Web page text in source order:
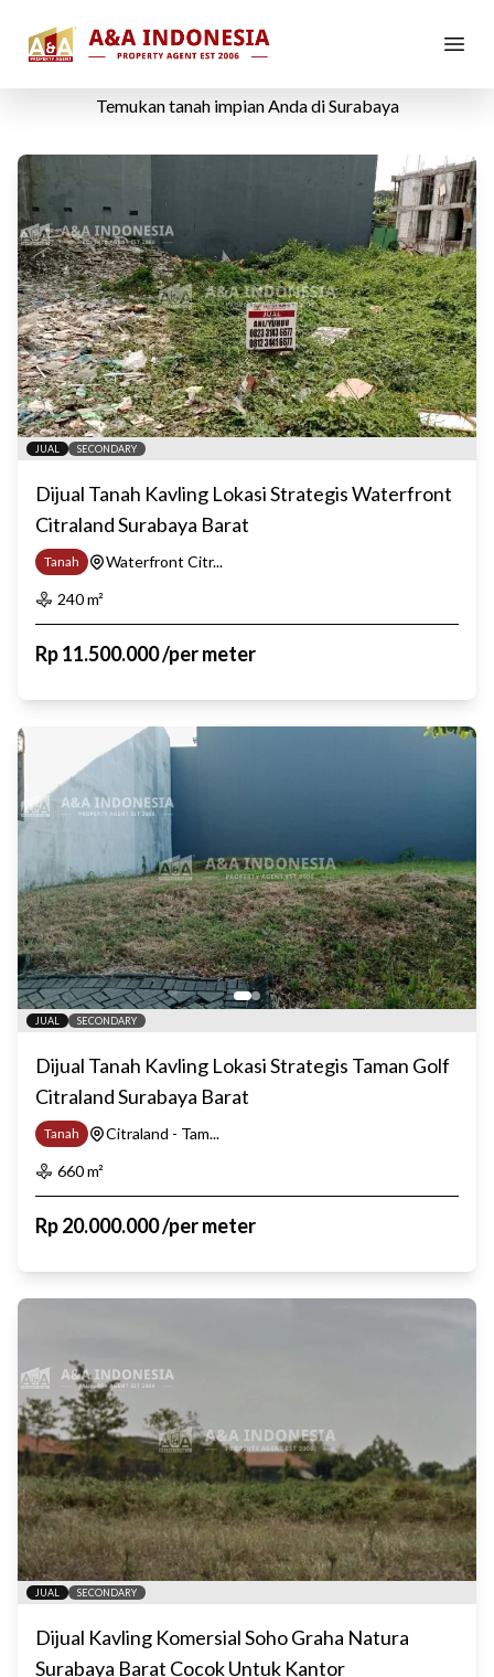
DijualTanahdi
Temukantanahimpian Anda diSurabaya
JUAL SECONDARY
Dijual Tanah Kavling Lokasi Strategis Waterfront
Citraland Surabaya Barat
Tanah
Waterfront Citr...
240m²
Rp11.500.000/per meter
JUAL SECONDARY
Dijual Tanah Kavling Lokasi Strategis Taman Golf
Citraland Surabaya Barat
Tanah
Citraland - Tam...
660m²
Rp20.000.000/per meter
JUAL SECONDARY
Dijual Kavling Komersial Soho Graha Natura
Surabaya Barat Cocok Untuk Kantor